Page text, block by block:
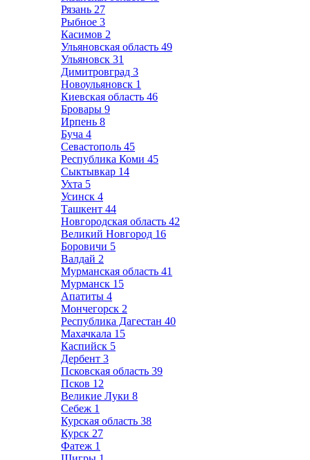
Рязань 27
Рыбное 3
Касимов 2
Ульяновская область 49
Ульяновск 31
Димитровград 3
Новоульяновск 1
Киевская область 46
Бровары 9
Ирпень 8
Буча 4
Севастополь 45
Республика Коми 45
Сыктывкар 14
Ухта 5
Усинск 4
Ташкент 44
Новгородская область 42
Великий Новгород 16
Боровичи 5
Валдай 2
Мурманская область 41
Мурманск 15
Апатиты 4
Мончегорск 2
Республика Дагестан 40
Махачкала 15
Каспийск 5
Дербент 3
Псковская область 39
Псков 12
Великие Луки 8
Себеж 1
Курская область 38
Курск 27
Фатеж 1